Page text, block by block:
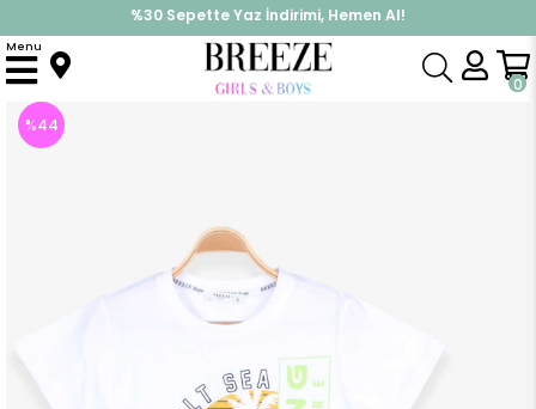
%30 Sepette Yaz İndirimi, Hemen Al!
İndirimlere ek %10 İndirimi Kap, Hemen Üye Ol!
0
Menu
Anasayfa Takımlar Kapri & Şort Takımı Erkek Çocuk Şortlu Takım Araba Baskılı Ekru (10 Yaş)
%44